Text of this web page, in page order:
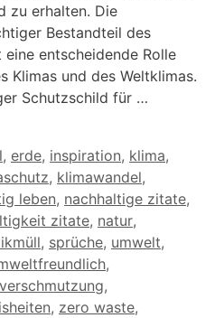
zu erhalten. Die
Bestandteil des
entscheidende Rolle
Klimas und des Weltklimas.
Schutzschild für …
, erde, inspiration, klima,
, klimawandel,
leben, nachhaltige zitate,
zitate, natur,
, sprüche, umwelt,
,
,
, zero waste,